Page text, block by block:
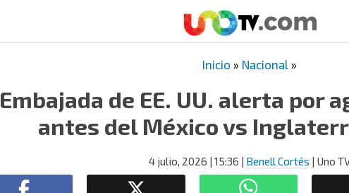
Inicio » Nacional »
Embajada de EE. UU. alerta por
antes del México vs
4 julio, 2026 | 15:36 | Benell Cortés | Uno